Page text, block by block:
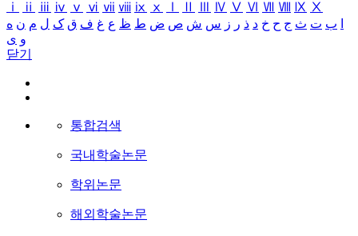
ⅰ
ⅱ ⅲ ⅳ ⅴ ⅵ ⅶ ⅷ ⅸ ⅹ Ⅳ Ⅴ Ⅵ Ⅶ Ⅷ Ⅸ Ⅹ
ب ت ث ج ح خ د ذ ر ز س ش ص ض ط ظ ع غ ف ق ک ل م ن ه
و ی
닫기
통합검색
국내학술논문
학위논문
해외학술논문